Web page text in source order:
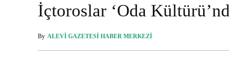
İçtoroslar ‘Oda
By ALEVI GAZETESI HABER MERKEZI